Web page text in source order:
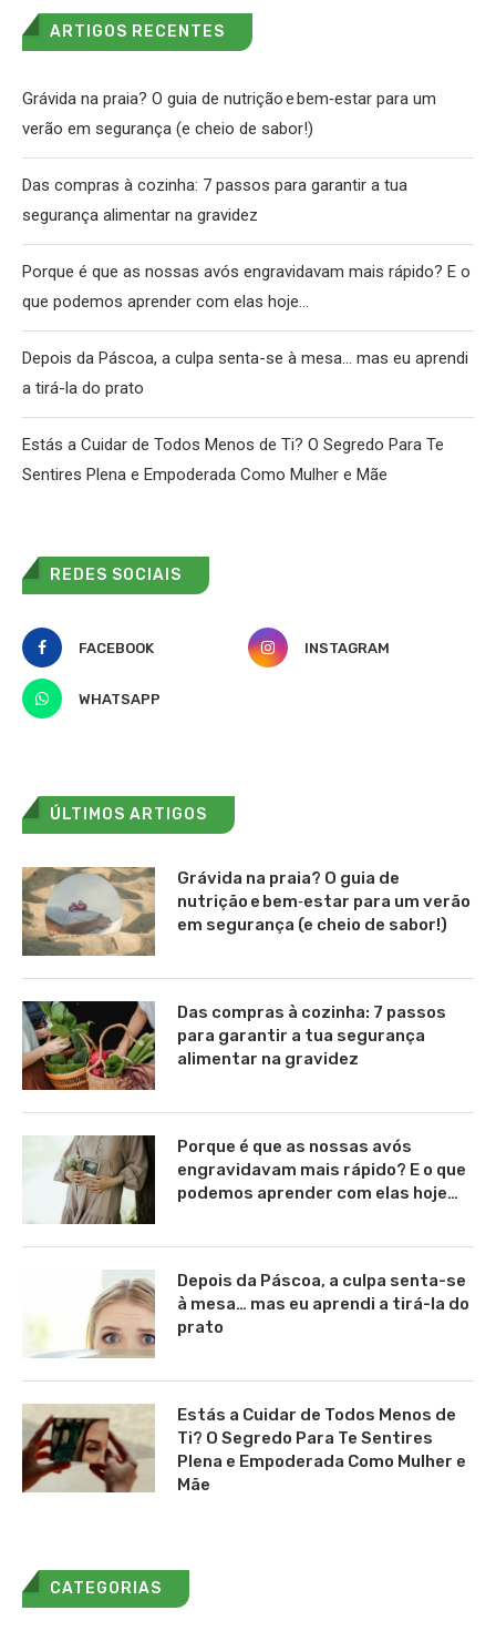
ARTIGOS RECENTES
Grávida na praia? O guia de nutrição e bem‑estar para um
verão em segurança (e cheio de sabor!)
Das compras à cozinha: 7 passos para garantir a tua
segurança alimentar na gravidez
Porque é que as nossas avós engravidavam mais rápido? E o
que podemos aprender com elas hoje…
Depois da Páscoa, a culpa senta-se à mesa… mas eu aprendi
a tirá-la do prato
Estás a Cuidar de Todos Menos de Ti? O Segredo Para Te
Sentires Plena e Empoderada Como Mulher e Mãe
REDES SOCIAIS
FACEBOOK INSTAGRAM
WHATSAPP
ÚLTIMOS ARTIGOS
Grávida na praia? O guia de
nutrição e bem‑estar para um verão
em segurança (e cheio de sabor!)
Das compras à cozinha: 7 passos
para garantir a tua segurança
alimentar na gravidez
Porque é que as nossas avós
engravidavam mais rápido? E o que
podemos aprender com elas hoje…
Depois da Páscoa, a culpa senta-se
à mesa… mas eu aprendi a tirá-la do
prato
Estás a Cuidar de Todos Menos de
Ti? O Segredo Para Te Sentires
Plena e Empoderada Como Mulher e
Mãe
CATEGORIAS